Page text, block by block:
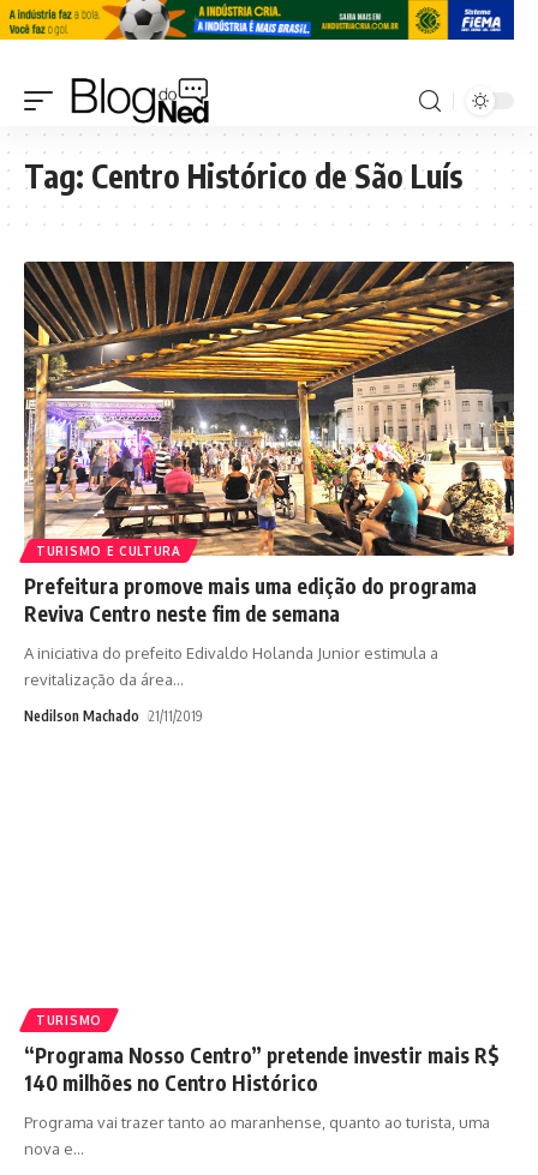
Tag: Centro Histórico de São Luís
TURISMO E CULTURA
Prefeitura promove mais uma edição do programa
Reviva Centro neste fim de semana
A iniciativa do prefeito Edivaldo Holanda Junior estimula a
revitalização da área…
Nedilson Machado 21/11/2019
TURISMO
“Programa Nosso Centro” pretende investir mais R$
140 milhões no Centro Histórico
Programa vai trazer tanto ao maranhense, quanto ao turista, uma
nova e…